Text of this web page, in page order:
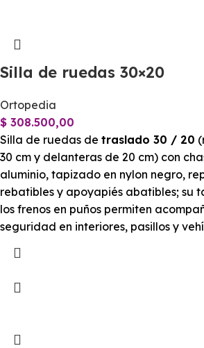
Silla de ruedas 30×20
Ortopedia
$ 308.500,00
Silla de ruedas de traslado 30 / 20
30 cm y delanteras de 20 cm) con
aluminio, tapizado en nylon negro,
rebatibles y apoyapiés abatibles; su
los frenos en puños permiten
seguridad en interiores, pasillos y